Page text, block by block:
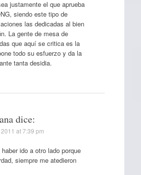
justamente el que aprueba
siendo este tipo de
las dedicadas al bien
La gente de mesa de
que aquí se critica es la
todo su esfuerzo y da la
tanta desidia.
dice:
at 7:39 pm
haber ido a otro lado porque
siempre me atedieron